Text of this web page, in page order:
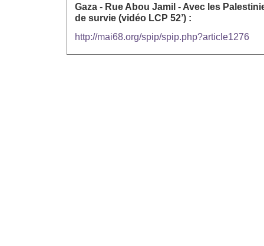
Gaza - Rue Abou Jamil - Avec les
de survie (vidéo LCP 52’) :
http://mai68.org/spip/spip.php?article1276